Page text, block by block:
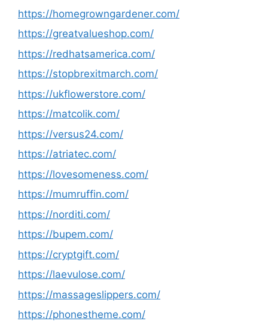
https://homegrowngardener.com/
https://greatvalueshop.com/
https://redhatsamerica.com/
https://stopbrexitmarch.com/
https://ukflowerstore.com/
https://matcolik.com/
https://versus24.com/
https://atriatec.com/
https://lovesomeness.com/
https://mumruffin.com/
https://norditi.com/
https://bupem.com/
https://cryptgift.com/
https://laevulose.com/
https://massageslippers.com/
https://phonestheme.com/